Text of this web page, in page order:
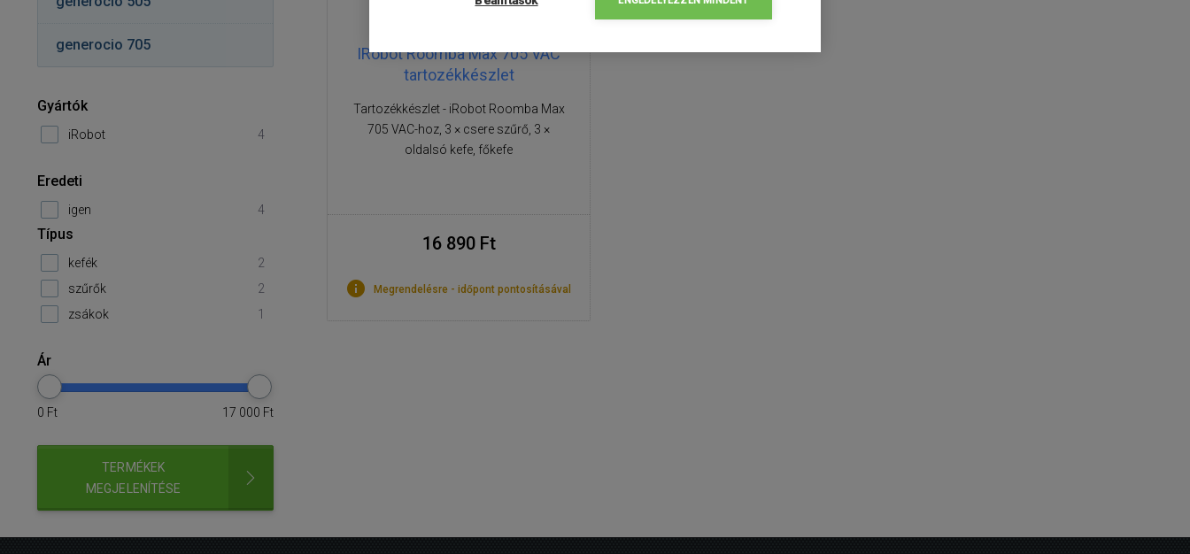
IRobot Roomba Max 705 VAC
tartozékkészlet
Tartozékkészlet - iRobot Roomba Max
705 VAC-hoz, 3 × csere szűrő, 3 ×
oldalsó kefe, főkefe
16 890 Ft
Megrendelésre - időpont pontosításával
generocio 705
Gyártók
iRobot 4
Eredeti
igen 4
Típus
kefék
2
szűrők
2
zsákok
1
Ár
0 Ft 17 000 Ft
TERMÉKEK
MEGJELENÍTÉSE